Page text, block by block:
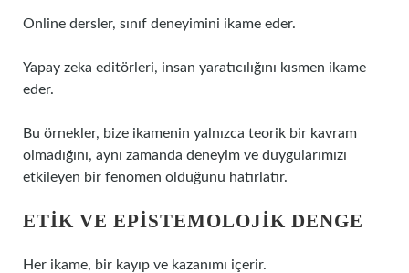
Online dersler, sınıf deneyimini ikame eder.
Yapay zeka editörleri, insan yaratıcılığını kısmen ikame
eder.
Bu örnekler, bize ikamenin yalnızca teorik bir kavram
olmadığını, aynı zamanda deneyim ve duygularımızı
etkileyen bir fenomen olduğunu hatırlatır.
ETIK VE EPISTEMOLOJIK DENGE
Her ikame, bir kayıp ve kazanımı içerir.